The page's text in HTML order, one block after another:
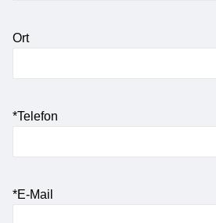
Ort
*Telefon
*E-Mail